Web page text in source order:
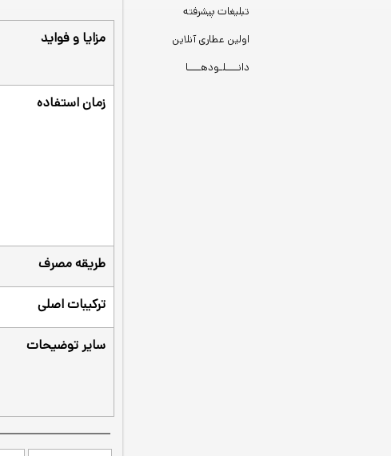
تبلیغات پیشرفته
اولین عطاری آنلاین
دانــــلـودهــــا
مزایا و فواید
زمان استفاده
طریقه مصرف
ترکیبات اصلی
سایر توضیحات